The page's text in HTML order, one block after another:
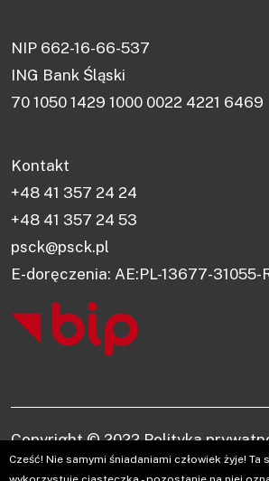
NIP 662-16-66-537
ING Bank Śląski
70 1050 1429 1000 0022 4221 6469
Kontakt
+48 41 357 24 24
+48 41 357 24 53
psck@psck.pl
E-doręczenia: AE:PL-13677-31055-
Copyright © 2022Polityka
Realizacja: Jakub Kędziora
Cześć! Nie samymi śniadaniami człowiek żyje! Ta